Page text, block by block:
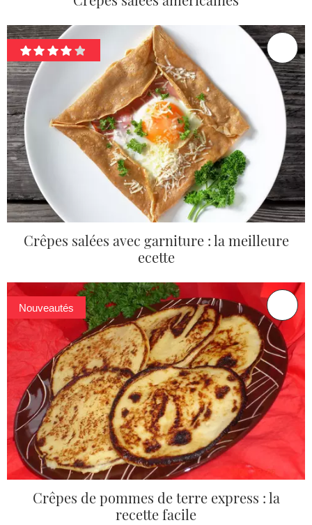
Crêpes salées avec garniture : la meilleure
ecette
Nouveautés
Crêpes de pommes de terre express : la
recette facile